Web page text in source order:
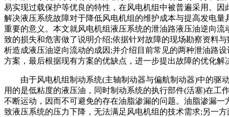
易实现过载保护等优良的特性，在风电机组中被普遍采用。因
解决液压系统故障对于降低风电机组的维护成本与提高发电量
重要的意义。本文就风电机组液压系统的泄油路液压油逆向流
致的损失和危害做了说明介绍;依据针对故障的现场勘察资料
析造成液压油逆向流动的成因;并介绍目前常见的两种泄油路
方案，最后根据现有方案的优缺点，进一步提出故障的优化解
由于风电机组制动系统(主轴制动器与偏航制动器)中的驱
用的是低粘度的液压油，同时制动系统的执行部件(活塞)在工
不断运动，因而不可避免的存在油脂渗漏的问题。油脂渗漏一
致液压系统的压力下降，无法满足风电机组的技术需求;另一